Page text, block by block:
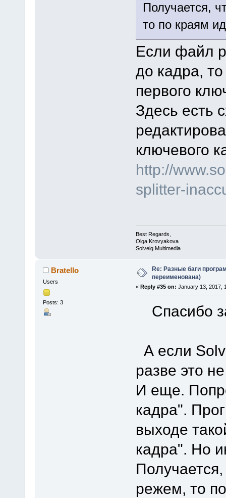
Получается,
то по краям
Если файл
до кадра,
первого
Здесь есть
ключевого
http://
splitter-
Best Regards,
Olga Krovyakova
Solveig Multimedia
Bratello
Users
Posts: 3
Re: Разные баги
переименована)
« Reply #35 on: January 13, 2017,
Спасибо
А если
разве это
И еще.
кадра".
выходе
кадра". Но
режем, то